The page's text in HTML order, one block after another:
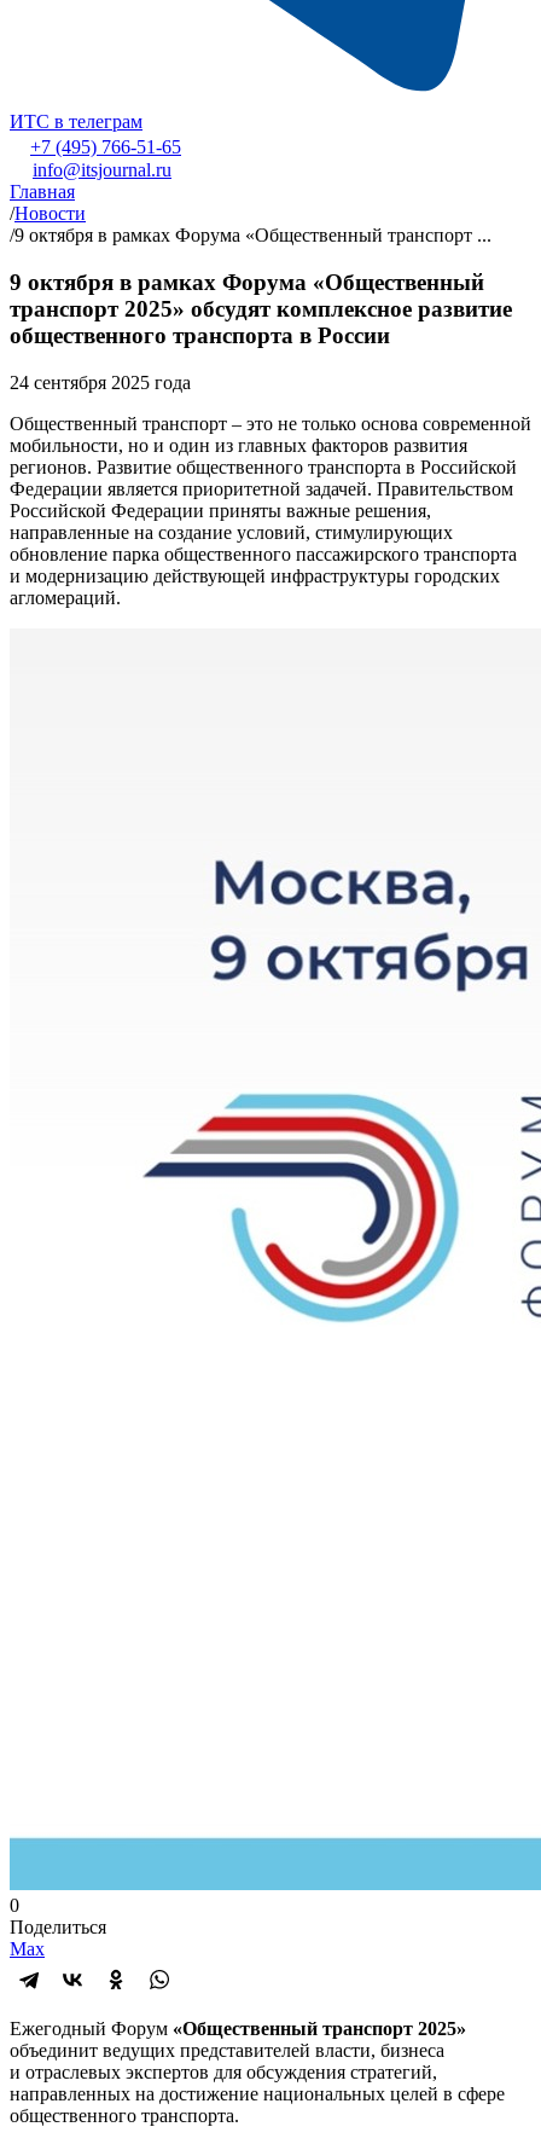
ИТС в телеграм
+7 (495) 766-51-65
info@itsjournal.ru
Главная
/Новости
/9 октября в рамках Форума «Общественный транспорт ...
9 октября в рамках Форума «Общественный
транспорт 2025» обсудят комплексное развитие
общественного транспорта в России
24 сентября 2025 года
Общественный транспорт – это не только основа современной
мобильности, но и один из главных факторов развития
регионов. Развитие общественного транспорта в Российской
Федерации является приоритетной задачей. Правительством
Российской Федерации приняты важные решения,
направленные на создание условий, стимулирующих
обновление парка общественного пассажирского транспорта
и модернизацию действующей инфраструктуры городских
агломераций.
0
Поделиться
Max
Ежегодный Форум «Общественный транспорт 2025»
объединит ведущих представителей власти, бизнеса
и отраслевых экспертов для обсуждения стратегий,
направленных на достижение национальных целей в сфере
общественного транспорта.